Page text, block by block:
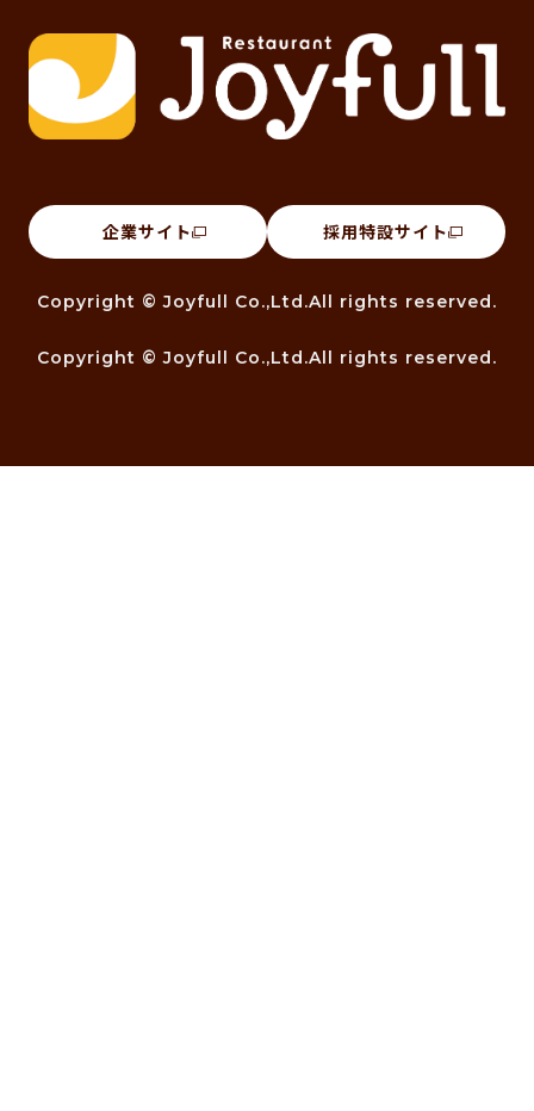
企業サイト 採用特設サイト
Copyright © Joyfull Co.,Ltd.All rights reserved.
Copyright © Joyfull Co.,Ltd.All rights reserved.